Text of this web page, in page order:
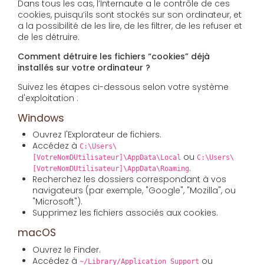
Dans tous les cas, l’Internaute a le contrôle de ces
cookies, puisqu’ils sont stockés sur son ordinateur, et
a la possibilité de les lire, de les filtrer, de les refuser et
de les détruire.
Comment détruire les fichiers “cookies” déjà
installés sur votre ordinateur ?
Suivez les étapes ci-dessous selon votre système
d'exploitation :
Windows
Ouvrez l'Explorateur de fichiers.
Accédez àC:\Users\
[VotreNomDUtilisateur]\AppData\Local ouC:\Users\
[VotreNomDUtilisateur]\AppData\Roaming.
Recherchez les dossiers correspondant à vos
navigateurs (par exemple, "Google", "Mozilla", ou
"Microsoft").
Supprimez les fichiers associés aux cookies.
macOS
Ouvrez le Finder.
Accédez à~/Library/Application Support ou